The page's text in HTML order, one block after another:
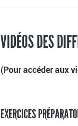
VIDÉOS DES
(Pour accéder aux
EXERCICES